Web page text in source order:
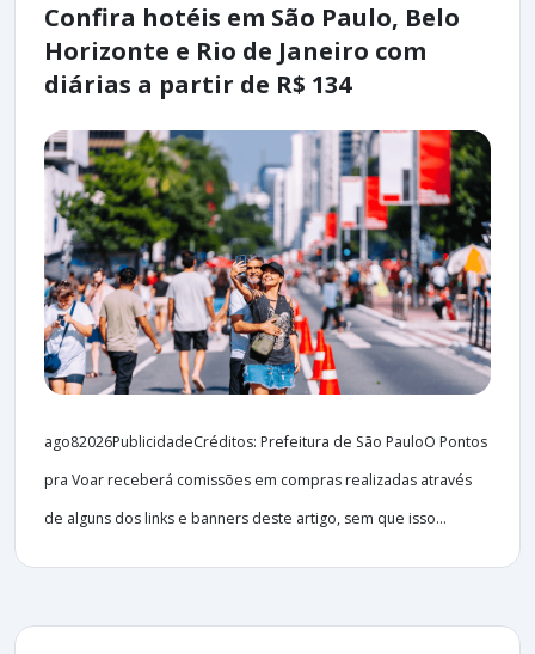
Confira hotéis em São Paulo, Belo
Horizonte e Rio de Janeiro com
diárias a partir de R$ 134
ago82026PublicidadeCréditos: Prefeitura de São PauloO Pontos
pra Voar receberá comissões em compras realizadas através
de alguns dos links e banners deste artigo, sem que isso...